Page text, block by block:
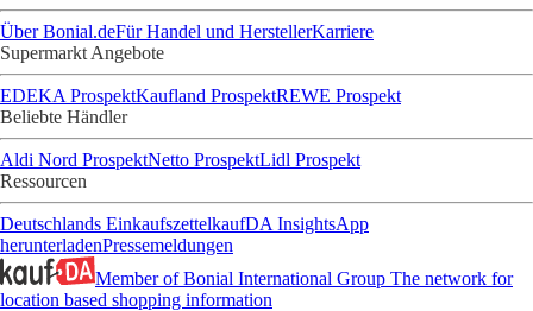
Über Bonial.deFür Handel und HerstellerKarriere
Supermarkt Angebote
EDEKA ProspektKaufland ProspektREWE Prospekt
Beliebte Händler
Aldi Nord ProspektNetto ProspektLidl Prospekt
Ressourcen
Deutschlands EinkaufszettelkaufDA InsightsApp
herunterladenPressemeldungen
Member of Bonial International Group The network for
location based shopping information